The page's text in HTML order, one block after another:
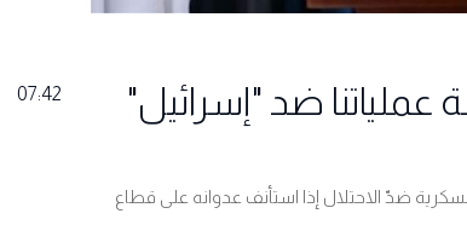
ضد "إسرائيل"
ضدّ الاحتلال إذا استأنف عدوانه على قطاع
07:42